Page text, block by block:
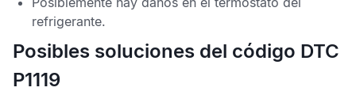
refrigerante.
Posibles soluciones del código DTC
P1119